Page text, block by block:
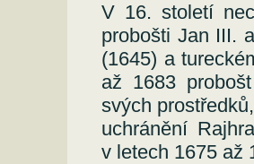
V 16. století
probošti Jan III.
(1645) a
až 1683
svých
uchránění
v letech 1675 až